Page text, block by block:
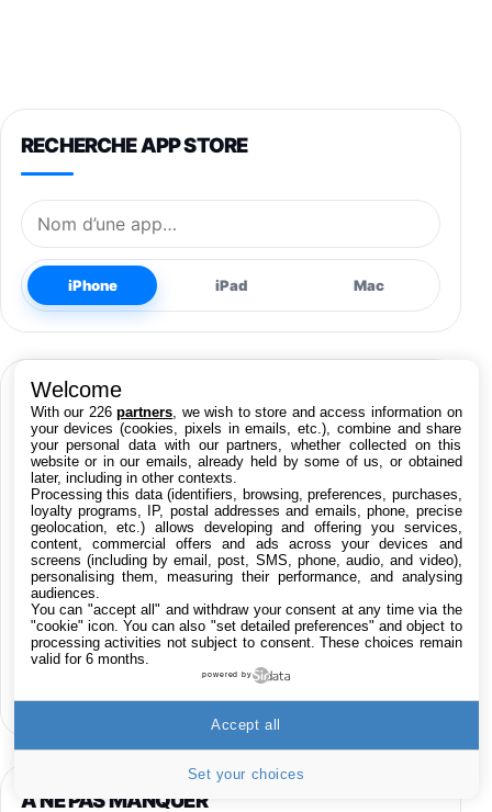
RECHERCHE APP STORE
Nom de l’application
iPhone iPad Mac
CATÉGORIES
iPhone iPad Jailbreak
Rumeurs Trucs & astuces Tests Humour
Accessoires Promos Apple Tutoriaux
Business Infos iPhoneaddict.fr Mac
À NE PAS MANQUER
Welcome
With our 226partners , we wish to store and access information on
your devices (cookies, pixels in emails, etc.), combine and share
your personal data with our partners, whether collected on this
website or in our emails, already held by some of us, or obtained
later, including in other contexts.
Processing this data (identifiers, browsing, preferences, purchases,
loyalty programs, IP, postal addresses and emails, phone, precise
geolocation, etc.) allows developing and offering you services,
content, commercial offers and ads across your devices and
screens (including by email, post, SMS, phone, audio, and video),
personalising them, measuring their performance, and analysing
audiences.
You can "accept all" and withdraw your consent at any time via the
"cookie" icon. You can also "set detailed preferences" and object to
processing activities not subject to consent. These choices remain
valid for 6 months.
powered by
Set your choices
Accept all